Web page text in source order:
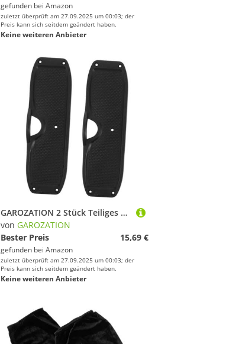
gefunden bei Amazon
zuletzt überprüft am 27.09.2025 um 00:03; der
Preis kann sich seitdem geändert haben.
Keine weiteren Anbieter
GAROZATION 2 Stück Teiliges Motorhalterungs Kratzfestem Kunststoff Vielseitige Heckplatten für Schlauchboote und Kajaks Leichte Robuste Außenbordmotor-montageplatten für Angeln und
von GAROZATION
Bester Preis
15,69 €
gefunden bei Amazon
zuletzt überprüft am 27.09.2025 um 00:03; der
Preis kann sich seitdem geändert haben.
Keine weiteren Anbieter